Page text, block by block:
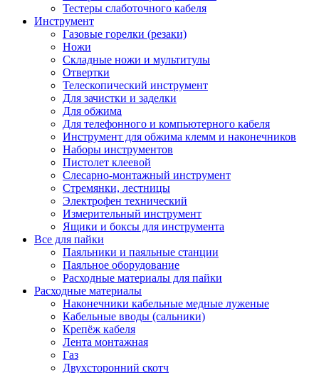
Тестеры слаботочного кабеля
Инструмент
Газовые горелки (резаки)
Ножи
Складные ножи и мультитулы
Отвертки
Телескопический инструмент
Для зачистки и заделки
Для обжима
Для телефонного и компьютерного кабеля
Инструмент для обжима клемм и наконечников
Наборы инструментов
Пистолет клеевой
Слесарно-монтажный инструмент
Стремянки, лестницы
Электрофен технический
Измерительный инструмент
Ящики и боксы для инструмента
Все для пайки
Паяльники и паяльные станции
Паяльное оборудование
Расходные материалы для пайки
Расходные материалы
Наконечники кабельные медные луженые
Кабельные вводы (сальники)
Крепёж кабеля
Лента монтажная
Газ
Двухсторонний скотч